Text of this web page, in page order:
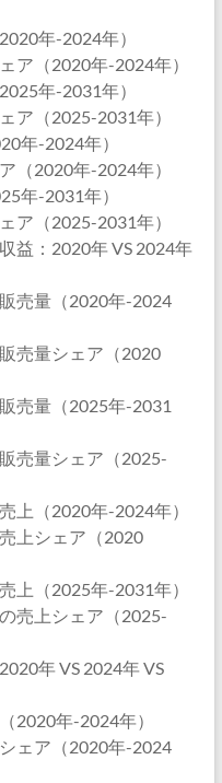
年-2024年）
ア（2020年-2024年）
年-2031年）
ア（2025-2031年）
年-2024年）
（2020年-2024年）
年-2031年）
ア（2025-2031年）
益：2020年 VS 2024年
売量（2020年-2024
売量シェア（2020
売量（2025年-2031
売量シェア（2025-
上（2020年-2024年）
上シェア（2020
上（2025年-2031年）
売上シェア（2025-
年 VS 2024年 VS
2020年-2024年）
ェア（2020年-2024